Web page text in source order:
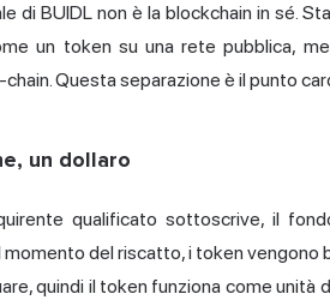
di BUIDL non è la blockchain in sé.
un token su una rete pubblica,
Questa separazione è il punto
un dollaro
qualificato sottoscrive, il
del riscatto, i token
quindi il token funziona come